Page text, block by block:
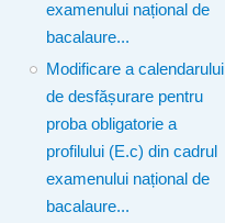
examenului național de
bacalaure...
Modificare a calendarului
de desfășurare pentru
proba obligatorie a
profilului (E.c) din cadrul
examenului național de
bacalaure...